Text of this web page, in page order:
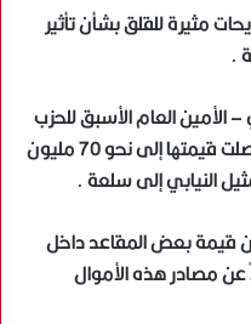
مثيرة للقلق بشأن تأثير
.
الأمين العام الأسبق للحزب
الوطني – أن بعض مقاعد البرلمان وصلت قيمتها إلى نحو 70 مليون
النيابي إلى سلعة .
قيمة بعض المقاعد داخل
متسائلاً عن مصادر هذه الأموال